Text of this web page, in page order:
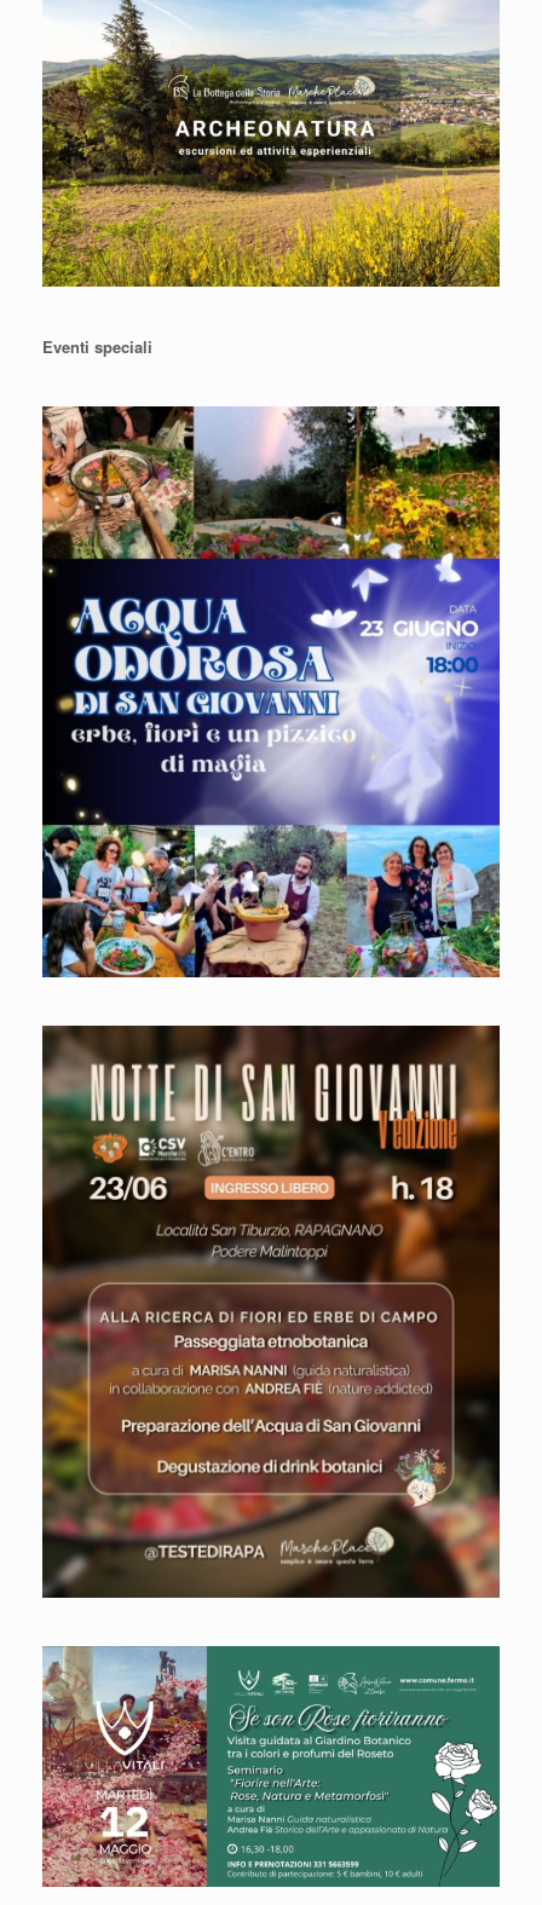
Eventi speciali